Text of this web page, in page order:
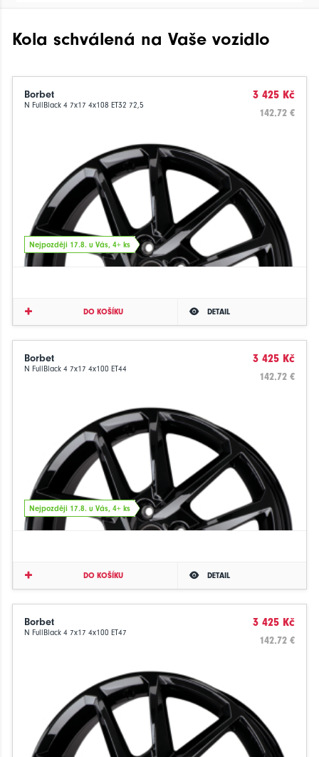
Kola schválená na Vaše vozidlo
Borbet
N FullBlack 4 7x17 4x108 ET32 72,5
3 425 Kč
142.72 €
Nejpozději 17.8. u Vás, 4+ ks
DO KOŠÍKU DETAIL
Borbet
N FullBlack 4 7x17 4x100 ET44
3 425 Kč
142.72 €
Nejpozději 17.8. u Vás, 4+ ks
DO KOŠÍKU DETAIL
Borbet
N FullBlack 4 7x17 4x100 ET47
3 425 Kč
142.72 €